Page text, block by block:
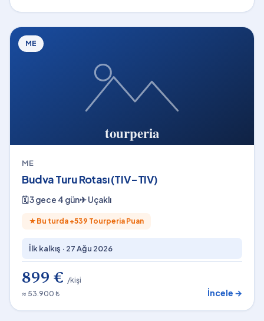
ME
ME
Budva Turu Rotası (TIV-TIV)
🗓3 gece 4 gün✈Uçaklı
★ Bu turda +539 Tourperia Puan
İlk kalkış · 27 Ağu 2026
899 € /kişi
≈ 53.900 ₺
İncele →